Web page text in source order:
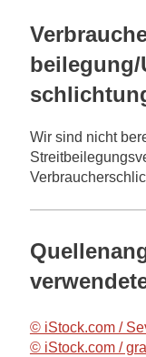
Wir sind nicht
© iStock.com /
© iStock.com /